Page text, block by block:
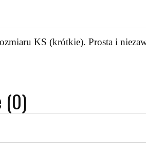
KS (krótkie). Prosta i
(0)